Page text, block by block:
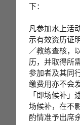
下：
凡参加水上活
示有效资历证
／教练查核，
历，并取得所
参加者及其同
缴费用亦不会
「即场候补」
场候补，在不
酌情准予出席